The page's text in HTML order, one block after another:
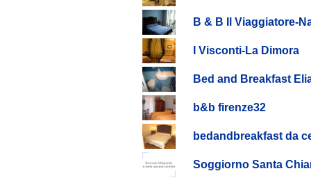
B & B Il Viaggiatore-
I Visconti-La Dimora
Bed and Breakfast
b&b firenze32
bedandbreakfast da
Soggiorno Santa